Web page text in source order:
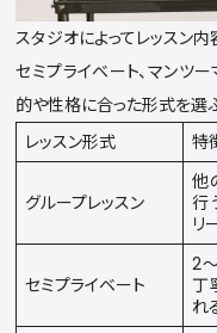
スタジオによってレッスン内
セミプライベート、マンツ
的や性格に合った形式を選
レッスン形式
特
グループレッスン
他
行
リ
セミプライベート
2
丁
れ